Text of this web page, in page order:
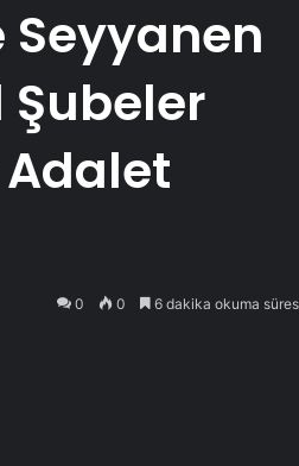
Seyyanen
Şubeler
0 0 6 dakika okuma